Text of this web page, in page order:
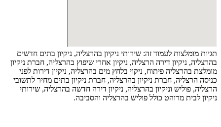
תגיות מומלצות לעמוד זה: שירותי ניקיון בהרצליה, ניקיון בתים חדשים
בהרצליה, ניקיון דירה הרצליה, ניקיון אחרי שיפוץ בהרצליה, חברת ניקיון
מומלצת בהרצליה פיתוח, ניקוי בלחץ מים בהרצליה, ניקיון דירות לפני
כניסה הרצליה, חברת ניקיון בהרצליה, חברת ניקיון בתים מחיר לתשובי
הרצליה, פוליש וניקיון בהרצליה, ניקיון דירה חדשה בהרצליה, שירותי
ניקיון לבית מרוהט כולל פוליש בהרצליה והסביבה.